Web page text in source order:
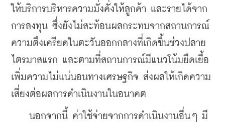
ให้บริการบริหารความมั่งคั่งให้ลูกค้า และรายได้จาก
การลงทุน ซึ่งยังไม่สะท้อนผลกระทบจากสถานการณ์
ความตึงเครียดในตะวันออกกลางที่เกิดขึ้นช่วงปลาย
ไตรมาสแรก และตามที่สถานการณ์มีแนวโน้มยืดเยื้อ
เพิ่มความไม่แน่นอนทางเศรษฐกิจ ส่งผลให้เกิดความ
เสี่ยงต่อผลการดำเนินงานในอนาคต
นอกจากนี้ ค่าใช้จ่ายจากการดำเนินงานอื่นๆ มี